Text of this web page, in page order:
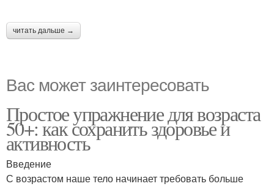
читать дальше →
Вас может заинтересовать
Простое упражнение для возраста
50+: как сохранить здоровье и
активность
Введение
С возрастом наше тело начинает требовать больше